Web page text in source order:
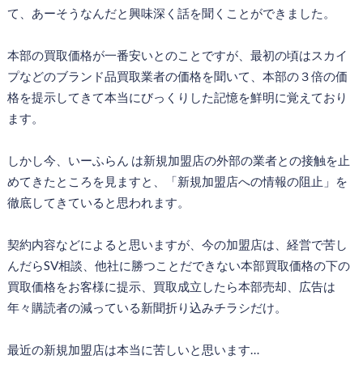
て、あーそうなんだと興味深く話を聞くことができました。
本部の買取価格が一番安いとのことですが、最初の頃はスカイ
プなどのブランド品買取業者の価格を聞いて、本部の３倍の価
格を提示してきて本当にびっくりした記憶を鮮明に覚えており
ます。
しかし今、いーふらん は新規加盟店の外部の業者との接触を止
めてきたところを見ますと、「新規加盟店への情報の阻止」を
徹底してきていると思われます。
契約内容などによると思いますが、今の加盟店は、経営で苦し
んだらSV相談、他社に勝つことだできない本部買取価格の下の
買取価格をお客様に提示、買取成立したら本部売却、広告は
年々購読者の減っている新聞折り込みチラシだけ。
最近の新規加盟店は本当に苦しいと思います…